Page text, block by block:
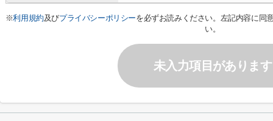
※利用規約及びプライバシーポリシーを必ずお読みください。左記内容に同
い。
未入力項目があります